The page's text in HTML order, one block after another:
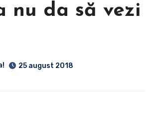
nu da să vezi
25 august 2018